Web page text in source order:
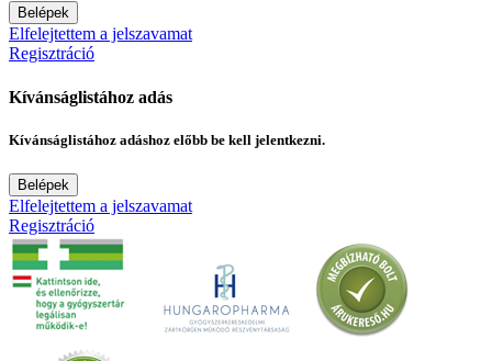
Belépek
Elfelejtettem a jelszavamat
Regisztráció
Kívánságlistához adás
Kívánságlistához adáshoz előbb be kell jelentkezni.
Belépek
Elfelejtettem a jelszavamat
Regisztráció